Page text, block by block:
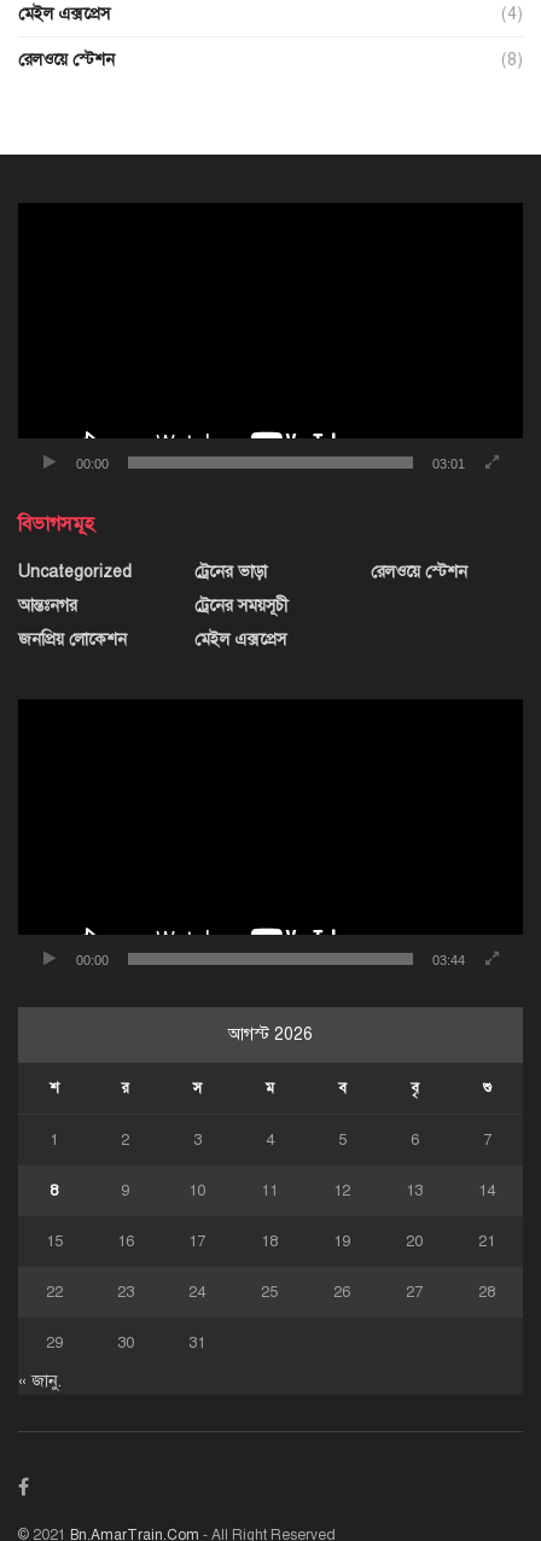
মেইল এক্সপ্রেস (4)
রেলওয়ে স্টেশন (8)
00:00 03:01
বিভাগসমূহ
Uncategorized
আন্তঃনগর
জনপ্রিয় লোকেশন
ট্রেনের ভাড়া
ট্রেনের সময়সূচী
মেইল এক্সপ্রেস
রেলওয়ে স্টেশন
00:00 03:44
আগস্ট 2026
শ র স ম ব বৃ শু
1 2 3 4 5 6 7
8 9 10 11 12 13 14
15 16 17 18 19 20 21
22 23 24 25 26 27 28
29 30 31
« জানু.
© 2021 Bn.AmarTrain.Com - All Right Reserved